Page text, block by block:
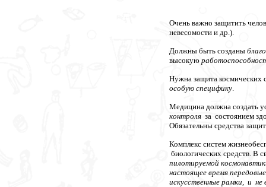
Очень важно защитить
невесомости и др.).
Должны быть созданы
высокую
Нужна защита космических
особую специфику.
Медицина должна создать
контроля за состоянием
Обязательны средства
Комплекс систем
биологических средств. В
пилотируемой
настоящее время
искусственные рамки, и не